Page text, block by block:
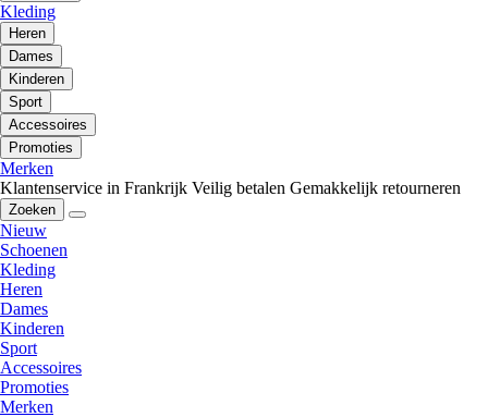
Kleding
Heren
Dames
Kinderen
Sport
Accessoires
Promoties
Merken
Klantenservice in Frankrijk Veilig betalen Gemakkelijk retourneren
Zoeken
Nieuw
Schoenen
Kleding
Heren
Dames
Kinderen
Sport
Accessoires
Promoties
Merken